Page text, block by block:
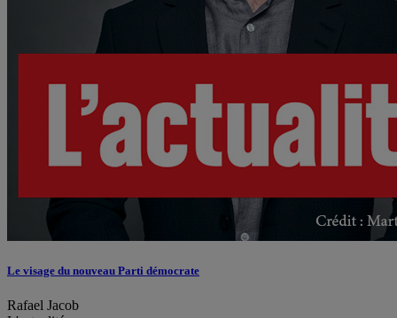
Le visage du nouveau Parti démocrate
Rafael Jacob